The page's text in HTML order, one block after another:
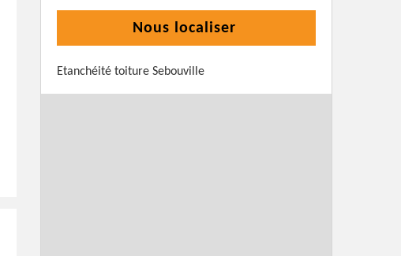
Nous localiser
Etanchéité toiture Sebouville